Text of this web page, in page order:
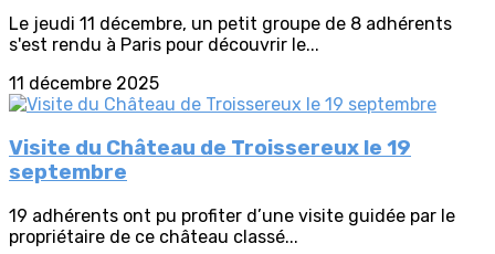
Le jeudi 11 décembre, un petit groupe de 8 adhérents
s'est rendu à Paris pour découvrir le...
11 décembre 2025
Visite du Château de Troissereux le 19
septembre
19 adhérents ont pu profiter d’une visite guidée par le
propriétaire de ce château classé...